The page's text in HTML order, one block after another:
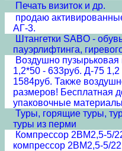
Печать визиток и др.
продаю
АГ-3.
Штангетки SABO -
пауэрлифтинга,
Воздушно
1,2*50 - 633руб. Д-75
1584руб. Также
размеров! Бесплатная
упаковочные
Туры, горящие туры,
туры из перми
Компрессор 2ВМ2,5-5/
компрессор 2ВМ2,5-5/